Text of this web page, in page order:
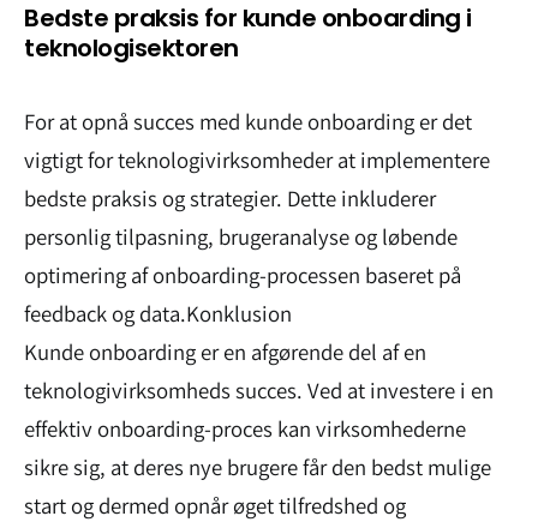
Bedste praksis for kunde onboarding i
teknologisektoren
For at opnå succes med kunde onboarding er det
vigtigt for teknologivirksomheder at implementere
bedste praksis og strategier. Dette inkluderer
personlig tilpasning, brugeranalyse og løbende
optimering af onboarding-processen baseret på
feedback og data.Konklusion
Kunde onboarding er en afgørende del af en
teknologivirksomheds succes. Ved at investere i en
effektiv onboarding-proces kan virksomhederne
sikre sig, at deres nye brugere får den bedst mulige
start og dermed opnår øget tilfredshed og